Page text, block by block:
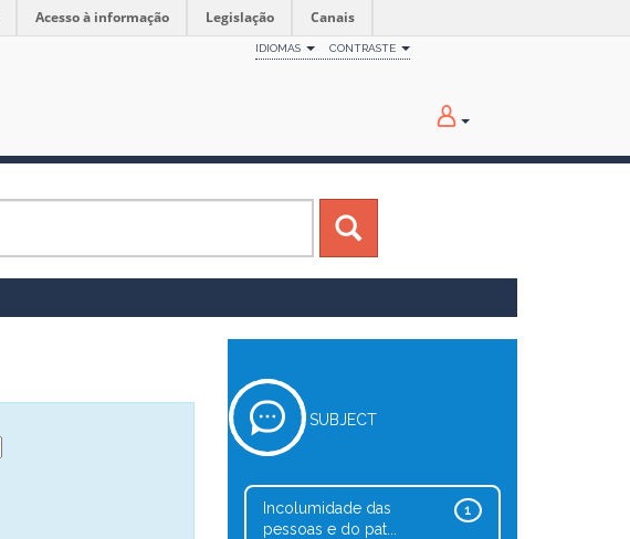
Acesso à informação Legislação Canais
IDIOMAS CONTRASTE
SUBJECT
1
Incolumidade das
pessoas e do pat...